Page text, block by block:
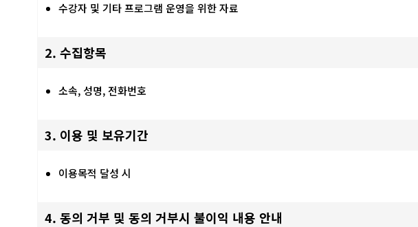
수강자 및 기타 프로그램 운영을 위한 자료
2. 수집항목
소속, 성명, 전화번호
3. 이용 및 보유기간
이용목적 달성 시
4. 동의 거부 및 동의 거부시 불이익 내용 안내